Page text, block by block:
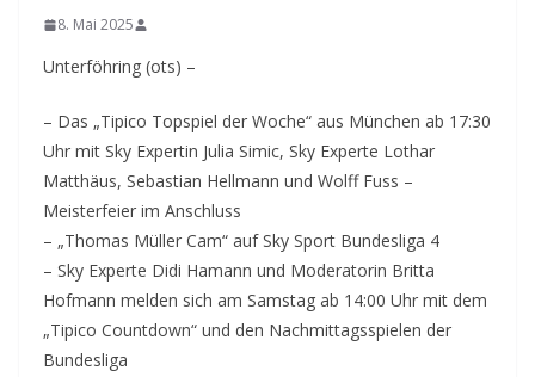
8. Mai 2025
Unterföhring (ots) –
– Das „Tipico Topspiel der Woche“ aus München ab 17:30
Uhr mit Sky Expertin Julia Simic, Sky Experte Lothar
Matthäus, Sebastian Hellmann und Wolff Fuss –
Meisterfeier im Anschluss
– „Thomas Müller Cam“ auf Sky Sport Bundesliga 4
– Sky Experte Didi Hamann und Moderatorin Britta
Hofmann melden sich am Samstag ab 14:00 Uhr mit dem
„Tipico Countdown“ und den Nachmittagsspielen der
Bundesliga